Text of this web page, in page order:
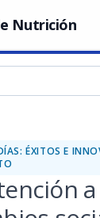
Nutrición
ÉXITOS E